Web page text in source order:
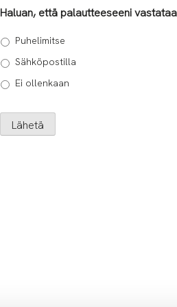
Haluan, että palautteeseeni
Puhelimitse
Sähköpostilla
Ei ollenkaan
Lähetä